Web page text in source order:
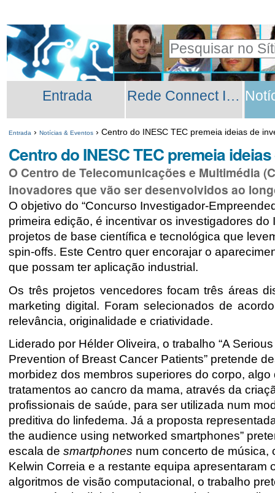
para
o
conteúdo.
para
a
navegação
Pessoais
Pesquisar
Pesquisa
Avançada…
Secções
Entrada Rede Connect INESC TEC
Entrada › Notícias & Eventos › Centro do INESC TEC premeia ideias de
Centro do INESC TEC premeia
O Centro de Telecomunicações e Multimédia
inovadores que vão ser desenvolvidos ao
O objetivo do “Concurso Investigador-
primeira edição, é incentivar os investigadores
projetos de base científica e tecnológica que
spin-offs. Este Centro quer encorajar o
que possam ter aplicação industrial.
Os três projetos vencedores focam três áreas
marketing digital. Foram selecionados de
relevância, originalidade e criatividade.
Liderado por Hélder Oliveira, o trabalho “A
Prevention of Breast Cancer Patients” pretende
morbidez dos membros superiores do corpo,
tratamentos ao cancro da mama, através da
profissionais de saúde, para ser utilizada num
preditiva do linfedema. Já a proposta
the audience using networked smartphones”
escala de smartphones num concerto de música,
Kelwin Correia e a restante equipa apresentaram
algoritmos de visão computacional , o trabalho